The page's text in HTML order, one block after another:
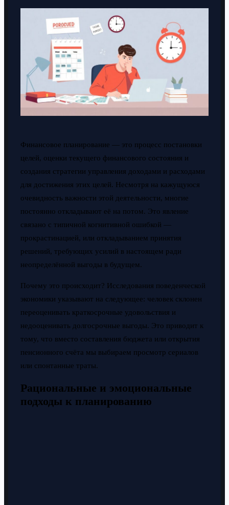
Финансовое планирование — это процесс постановки
целей, оценки текущего финансового состояния и
создания стратегии управления доходами и расходами
для достижения этих целей. Несмотря на кажущуюся
очевидность важности этой деятельности, многие
постоянно откладывают её на потом. Это явление
связано с типичной когнитивной ошибкой —
прокрастинацией, или откладыванием принятия
решений, требующих усилий в настоящем ради
неопределённой выгоды в будущем.
Почему это происходит? Исследования поведенческой
экономики указывают на следующее: человек склонен
переоценивать краткосрочные удовольствия и
недооценивать долгосрочные выгоды. Это приводит к
тому, что вместо составления бюджета или открытия
пенсионного счёта мы выбираем просмотр сериалов
или спонтанные траты.
Рациональные и эмоциональные
подходы к планированию